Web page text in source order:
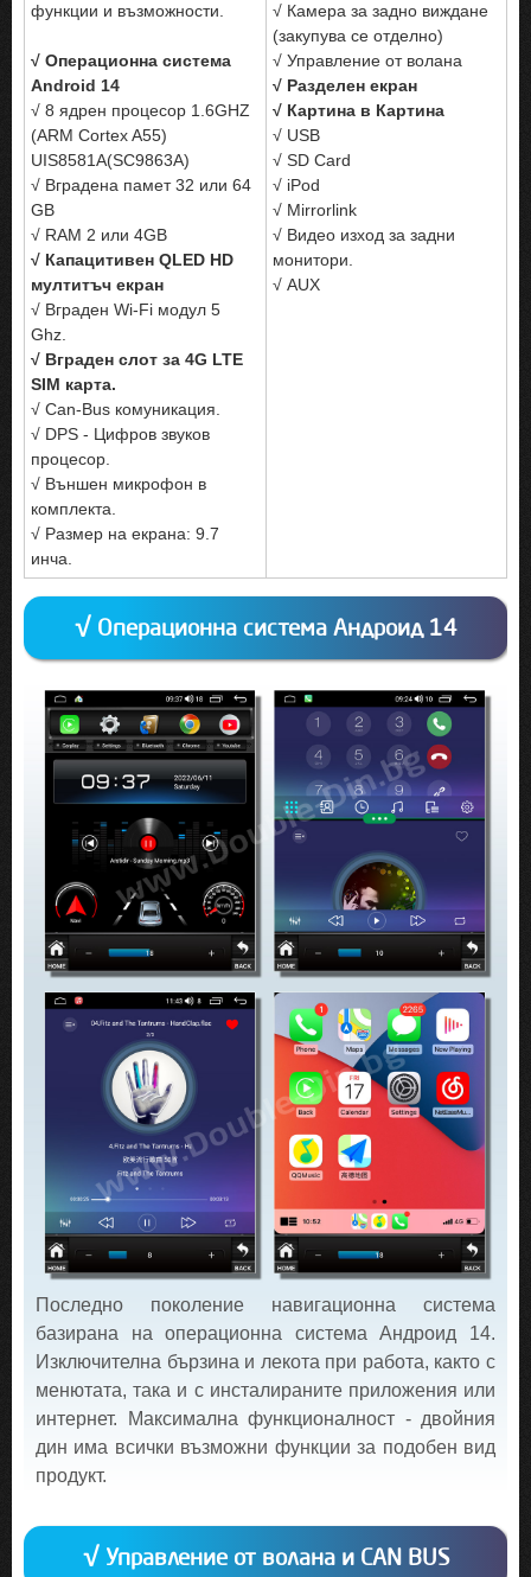
функции и възможности.
√ Операционна система
Android 14
√ 8 ядрен процесор 1.6GHZ
(ARM Cortex A55)
UIS8581A(SC9863A)
√ Вградена памет 32 или 64
GB
√ RAM 2 или 4GB
√ Капацитивен QLED HD
мултитъч екран
√ Вграден Wi-Fi модул 5
Ghz.
√ Вграден слот за 4G LTE
SIM карта.
√ Can-Bus комуникация.
√ DPS - Цифров звуков
процесор.
√ Външен микрофон в
комплекта.
√ Размер на екрана: 9.7
инча.
√ Камера за задно виждане
(закупува се отделно)
√ Управление от волана
√ Разделен екран
√ Картина в Картина
√ USB
√ SD Card
√ iPod
√ Mirrorlink
√ Видео изход за задни
монитори.
√ AUX
√ Операционна система Андроид 14
Последно поколение навигационна система
базирана на операционна система Андроид 14.
Изключителна бързина и лекота при работа, както с
менютата, така и с инсталираните приложения или
интернет. Максимална функционалност - двойния
дин има всички възможни функции за подобен вид
продукт.
√ Управление от волана и CAN BUS